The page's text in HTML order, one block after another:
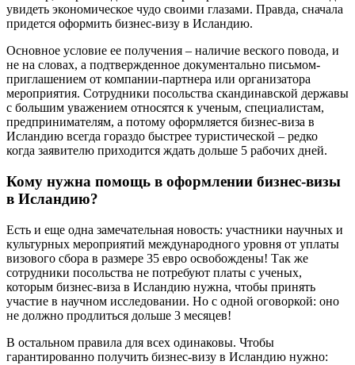
увидеть экономическое чудо своими глазами. Правда, сначала
придется оформить бизнес-визу в Исландию.
Основное условие ее получения – наличие веского повода, и
не на словах, а подтвержденное документально письмом-
приглашением от компании-партнера или организатора
мероприятия. Сотрудники посольства скандинавской державы
с большим уважением относятся к ученым, специалистам,
предпринимателям, а потому оформляется бизнес-виза в
Исландию всегда гораздо быстрее туристической – редко
когда заявителю приходится ждать дольше 5 рабочих дней.
Кому нужна помощь в оформлении бизнес-визы
в Исландию?
Есть и еще одна замечательная новость: участники научных и
культурных мероприятий международного уровня от уплаты
визового сбора в размере 35 евро освобождены! Так же
сотрудники посольства не потребуют платы с ученых,
которым бизнес-виза в Исландию нужна, чтобы принять
участие в научном исследовании. Но с одной оговоркой: оно
не должно продлиться дольше 3 месяцев!
В остальном правила для всех одинаковы. Чтобы
гарантированно получить бизнес-визу в Исландию нужно: